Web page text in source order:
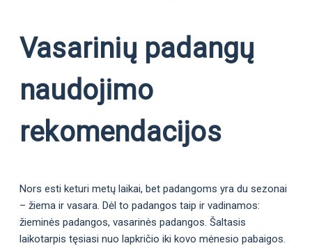
Vasarinių padangų
naudojimo
rekomendacijos
Nors esti keturi metų laikai, bet padangoms yra du sezonai
– žiema ir vasara. Dėl to padangos taip ir vadinamos:
žieminės padangos, vasarinės padangos. Šaltasis
laikotarpis tęsiasi nuo lapkričio iki kovo mėnesio pabaigos.